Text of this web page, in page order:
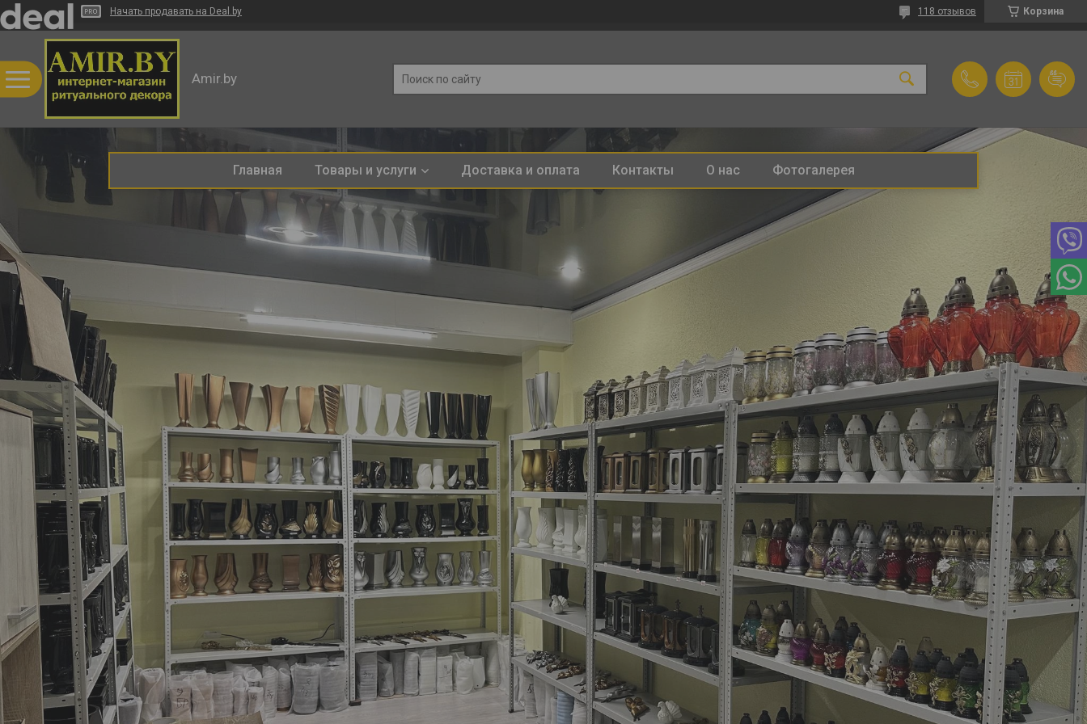
Начать продавать на Deal.by Корзина
118 отзывов
Amir.by
Главная Товары и услуги Доставка и оплата Контакты О нас Фотогалерея